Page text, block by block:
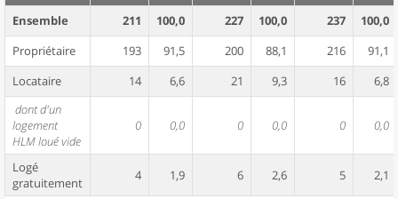
Ensemble 211 100,0 227 100,0 237
100,0
Propriétaire
193 91,5 200 88,1 216
91,1
Locataire
14 6,6 21 9,3 16
6,8
dont d'un
logement
HLM loué vide
0 0,0 0 0,0 0 0,0
Logé
gratuitement
4 1,9 6 2,6 5 2,1